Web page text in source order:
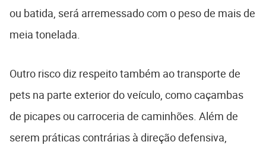
ou batida, será arremessado com o peso de mais de
meia tonelada.
Outro risco diz respeito também ao transporte de
pets na parte exterior do veículo, como caçambas
de picapes ou carroceria de caminhões. Além de
serem práticas contrárias à direção defensiva,